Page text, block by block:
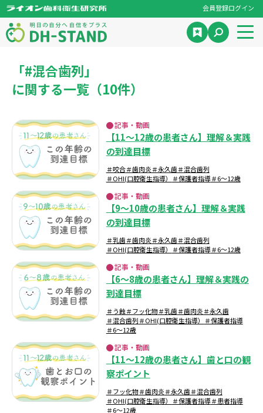
会員登録ログイン
「#混合歯列」
に関する一覧（10件）
記事・動画
【11～12歳の患者さん】理解＆実践
の到達目標
＃咬合＃歯肉炎＃永久歯＃混合歯列
＃OHI(口腔衛生指導）
＃保護者指導＃6～12歳
記事・動画
【9～10歳の患者さん】理解＆実践
の到達目標
＃乳歯＃歯肉炎＃永久歯＃混合歯列
＃OHI(口腔衛生指導）
＃保護者指導＃6～12歳
記事・動画
【6～8歳の患者さん】理解＆実践の
到達目標
＃う蝕＃フッ化物＃乳歯＃歯肉炎＃永久歯
＃混合歯列＃OHI(口腔衛生指導）
＃保護者指導
＃6～12歳
記事・動画
【11～12歳の患者さん】歯と口の観
察ポイント
＃フッ化物＃歯肉炎＃永久歯＃混合歯列
＃OHI(口腔衛生指導）
＃保護者指導＃患者指導
＃6～12歳